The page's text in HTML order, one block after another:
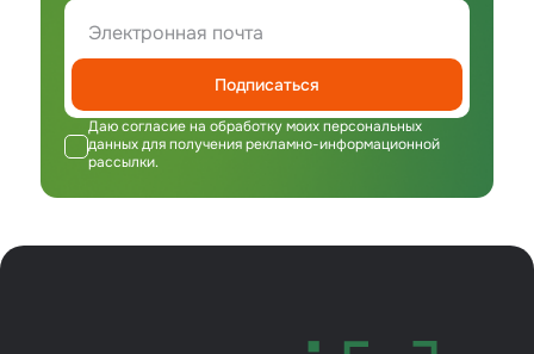
Подписаться
Даю согласие на обработку моих персональных
данных для получения рекламно-информационной
рассылки.